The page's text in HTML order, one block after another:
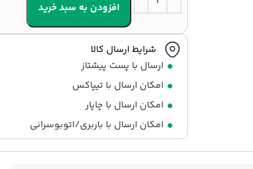
افزودن به سبد خرید
شرایط ارسال کالا
ارسال با پست پیشتاز
امکان ارسال با تیپاکس
امکان ارسال با چاپار
امکان ارسال با باربری/اتوبوسرانی